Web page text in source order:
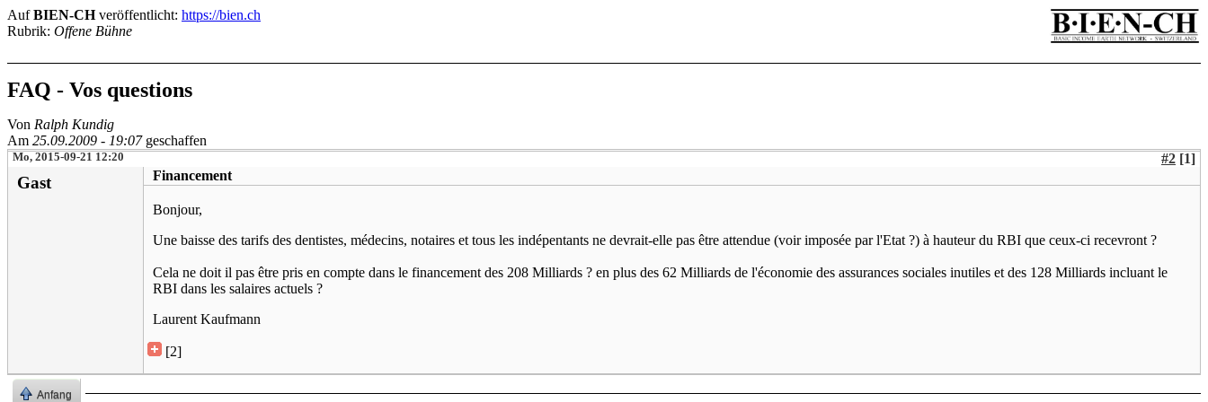
AufBIEN-CHveröffentlicht: https://bien.ch
Rubrik: Offene Bühne
FAQ - Vos questions
Von Ralph Kundig
Am 25.09.2009 - 19:07geschaffen
Mo, 2015-09-21 12:20 #2 [1]
Gast Financement
Bonjour,
Une baisse des tarifs des dentistes, médecins, notaires et tous les indépentants ne devrait-elle pas être attendue (voir imposée par l'Etat ?) à hauteur du RBI que ceux-ci recevront ?
Cela ne doit il pas être pris en compte dans le financement des 208 Milliards ? en plus des 62 Milliards de l'économie des assurances sociales inutiles et des 128 Milliards incluant le
RBI dans les salaires actuels ?
Laurent Kaufmann
[2]
Anfang